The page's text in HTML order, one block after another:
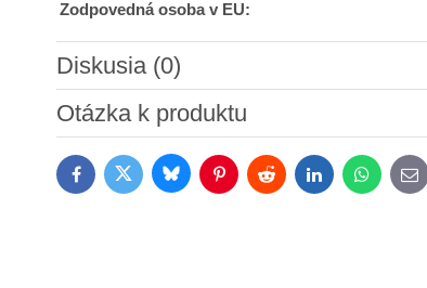
Zodpovedná osoba v EU:
Diskusia (0)
Nový komentár
Otázka k produktu
FacebookTwitter BlueskyPinterestReddit LinkedInWhatsApp
E-
mail